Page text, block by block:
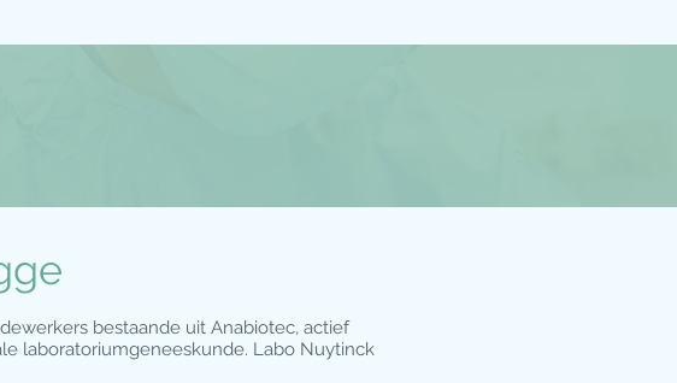
bestaande uit Anabiotec, actief
laboratoriumgeneeskunde. Labo Nuytinck